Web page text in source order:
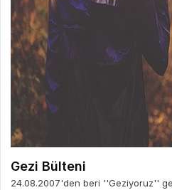
Gezi Bülteni
24.08.2007'den beri ''Geziyoruz''